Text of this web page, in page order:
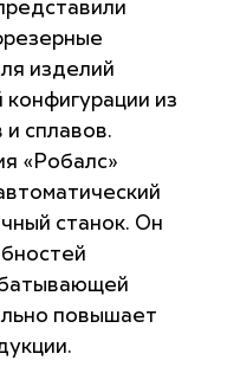
изделий
из
сплавов.
«Робалс»
станок. Он
повышает